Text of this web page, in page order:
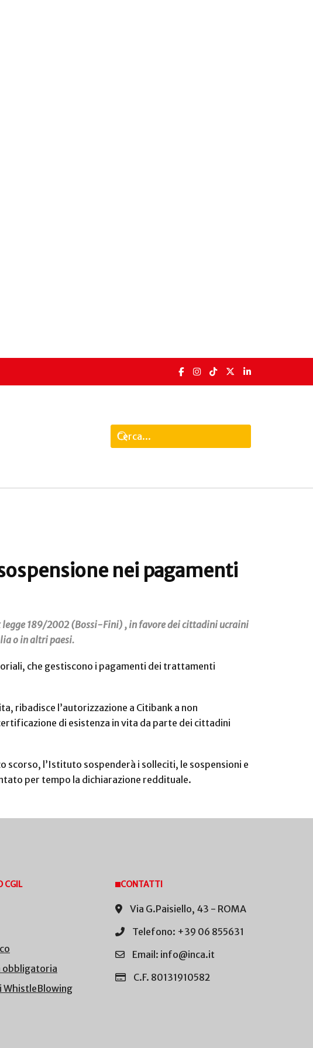
nei pagamenti
legge 189/2002 (Bossi-Fini) , in favore dei cittadini ucraini
o in altri paesi.
che gestiscono i pagamenti dei trattamenti
ribadisce l’autorizzazione a Citibank a non
di esistenza in vita da parte dei cittadini
scorso, l’Istituto sospenderà i solleciti, le sospensioni e
per tempo la dichiarazione reddituale.
CGIL
WhistleBlowing
CONTATTI
Via G.Paisiello, 43 - ROMA
Telefono: +39 06 855631
Email: info@inca.it
C.F. 80131910582